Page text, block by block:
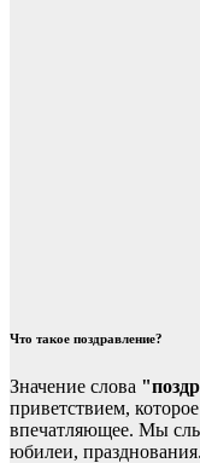
Что такое поздравление?
Значение слова
приветствием,
впечатляющее. Мы
юбилеи,